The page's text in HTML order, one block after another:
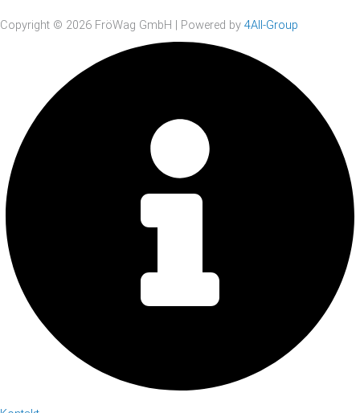
Copyright © 2026 FröWag GmbH | Powered by 4All-Group